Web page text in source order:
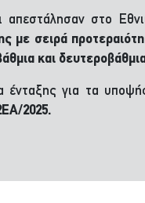
απεστάλησαν στο
με σειρά
και
ένταξης για τα
2025.